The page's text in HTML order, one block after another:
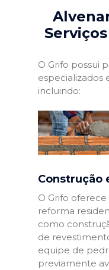
O Grifo possui
especializados
incluindo:
Construção
O Grifo
reforma
como
de
equipe de
previamente